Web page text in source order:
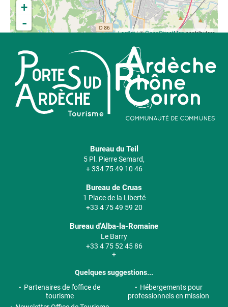
+
-
Leaflet| ©OpenStreetMapcontributors
Bureau du Teil
5 Pl. Pierre Semard,
+ 334 75 49 10 46
Bureau de Cruas
1 Place de la Liberté
+33 4 75 49 59 20
Bureau d’Alba-la-Romaine
Le Barry
+33 4 75 52 45 86
+
Quelques suggestions...
Partenaires de l’office de
tourisme
Hébergements pour
professionnels en mission